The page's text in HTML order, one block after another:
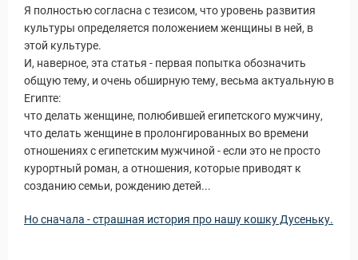
Новости и Отчеты
Я полностью согласна с тезисом, что уровень развития
культуры определяется положением женщины в ней, в
этой культуре.
И, наверное, эта статья - первая попытка обозначить
общую тему, и очень обширную тему, весьма актуальную в
Египте:
что делать женщине, полюбившей египетского мужчину,
что делать женщине в пролонгированных во времени
отношениях с египетским мужчиной - если это не просто
курортный роман, а отношения, которые приводят к
созданию семьи, рождению детей...
Но сначала - страшная история про нашу кошку Дусеньку.